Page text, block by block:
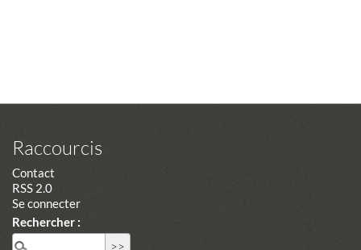
Raccourcis
Contact
RSS 2.0
Se connecter
Rechercher :